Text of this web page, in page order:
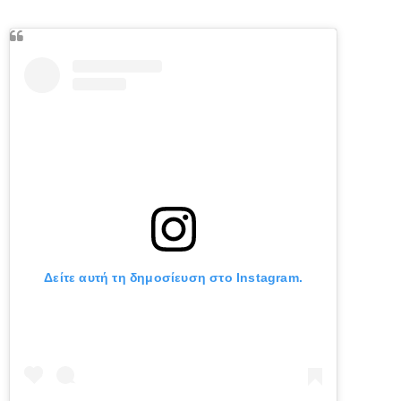
Δείτε αυτή τη δημοσίευση στο Instagram.